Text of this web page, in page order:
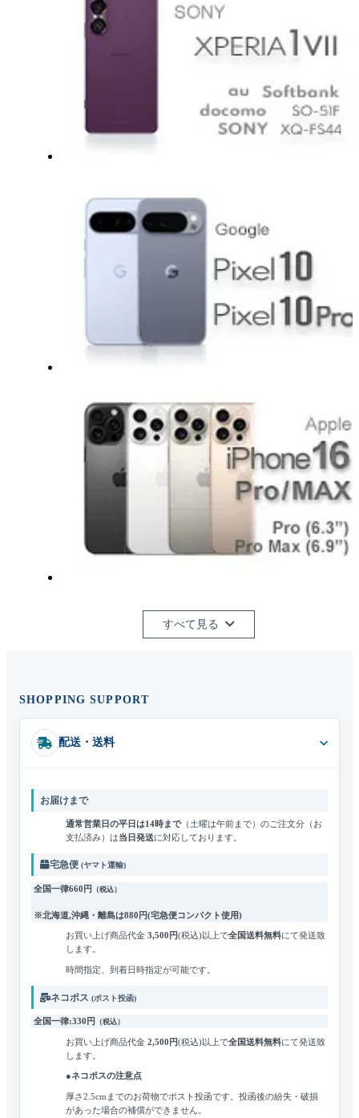
すべて見る
SHOPPING SUPPORT
配送・送料
お届けまで
通常営業日の平日は14時まで（土曜は午前まで）のご注文分（お
支払済み）は当日発送に対応しております。
宅急便(ヤマト運輸)
全国一律660円 （税込）
※北海道,沖縄・離島は880円(宅急便コンパクト使用)
お買い上げ商品代金 3,500円(税込)以上で全国送料無料にて発送致
します。
時間指定、到着日時指定が可能です。
ネコポス(ポスト投函)
全国一律:330円 （税込）
お買い上げ商品代金 2,500円(税込)以上で全国送料無料にて発送致
します。
●ネコポスの注意点
厚さ2.5cmまでのお荷物でポスト投函です。 投函後の紛失・破損
があった場合の補償ができません。